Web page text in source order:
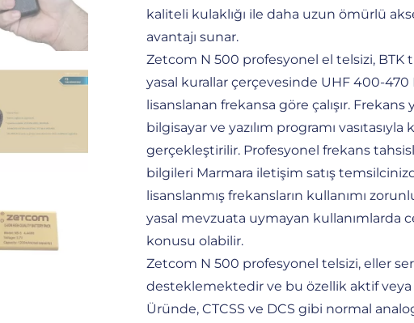
kaliteli kulaklığı ile daha uzun ömürlü
avantajı sunar.
Zetcom N 500 profesyonel el telsizi, BTK
yasal kurallar çerçevesinde UHF 400-470
lisanslanan frekansa göre çalışır.
bilgisayar ve yazılım programı
gerçekleştirilir. Profesyonel frekans
bilgileri Marmara iletişim satış
lisanslanmış frekansların kullanımı
yasal mevzuata uymayan kullanımlarda
konusu olabilir.
Zetcom N 500 profesyonel telsizi, eller
desteklemektedir ve bu özellik aktif
Üründe, CTCSS ve DCS gibi normal